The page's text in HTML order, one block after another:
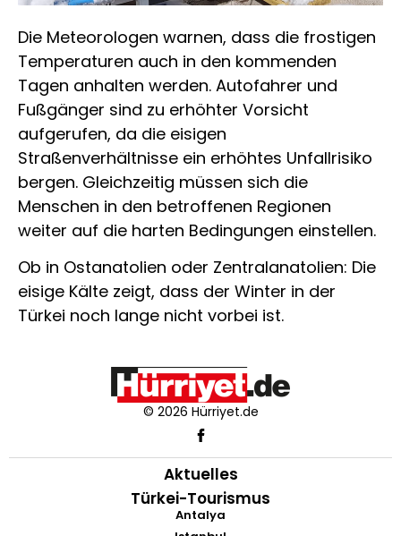
Die Meteorologen warnen, dass die frostigen
Temperaturen auch in den kommenden
Tagen anhalten werden. Autofahrer und
Fußgänger sind zu erhöhter Vorsicht
aufgerufen, da die eisigen
Straßenverhältnisse ein erhöhtes Unfallrisiko
bergen. Gleichzeitig müssen sich die
Menschen in den betroffenen Regionen
weiter auf die harten Bedingungen einstellen.
Ob in Ostanatolien oder Zentralanatolien: Die
eisige Kälte zeigt, dass der Winter in der
Türkei noch lange nicht vorbei ist.
© 2026 Hürriyet.de
Aktuelles
Türkei-Tourismus
Antalya